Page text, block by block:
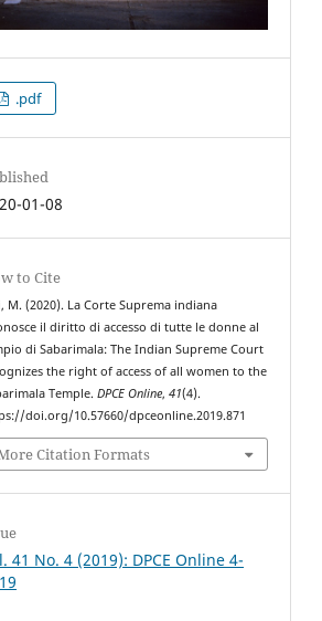
.pdf
01-08
to Cite
M. (2020). La Corte Suprema indiana
il diritto di accesso di tutte le donne al
di Sabarimala: The Indian Supreme Court
the right of access of all women to the
Temple.DPCE Online,41(4).
doi.org/10.57660/dpceonline.2019.871
Citation Formats
41 No. 4 (2019): DPCE Online 4-